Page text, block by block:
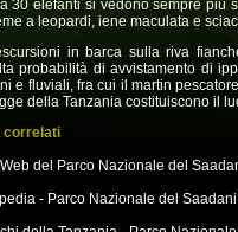
30 elefanti si vedono sempre più
a leopardi, iene maculata e
in barca sulla riva
probabilità di avvistamento di
e fluviali, fra cui il martin
della Tanzania costituiscono il
correlati
del Parco Nazionale del
- Parco Nazionale del Saadani